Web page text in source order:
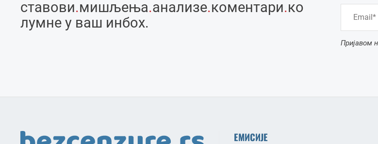
ставови.мишљења.анализе.коментари.ко
лумне у ваш инбоx.
Пријавом
ЕМИСИЈЕ